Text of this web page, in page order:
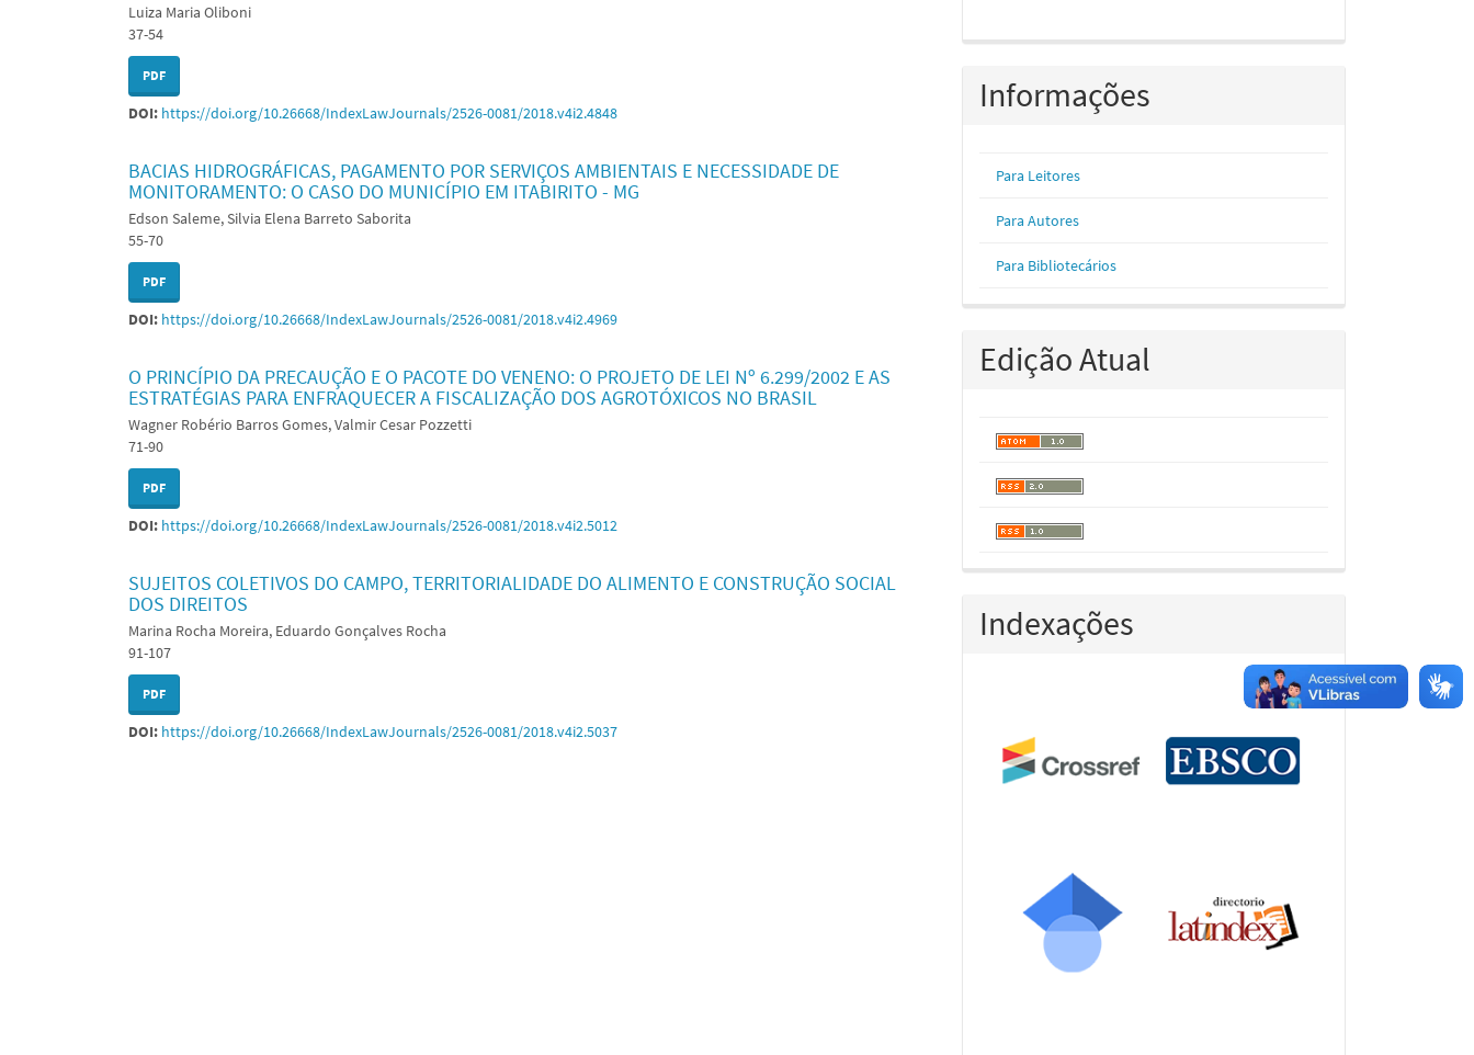
Luiza Maria Oliboni
37-54
PDF
DOI: https://doi.org/10.26668/IndexLawJournals/2526-0081/2018.v4i2.4848
BACIAS HIDROGRÁFICAS, PAGAMENTO POR SERVIÇOS AMBIENTAIS E NECESSIDADE DE
MONITORAMENTO: O CASO DO MUNICÍPIO EM ITABIRITO - MG
Edson Saleme, Silvia Elena Barreto Saborita
55-70
PDF
DOI: https://doi.org/10.26668/IndexLawJournals/2526-0081/2018.v4i2.4969
O PRINCÍPIO DA PRECAUÇÃO E O PACOTE DO VENENO: O PROJETO DE LEI Nº 6.299/2002 E AS
ESTRATÉGIAS PARA ENFRAQUECER A FISCALIZAÇÃO DOS AGROTÓXICOS NO BRASIL
Wagner Robério Barros Gomes, Valmir Cesar Pozzetti
71-90
PDF
DOI: https://doi.org/10.26668/IndexLawJournals/2526-0081/2018.v4i2.5012
SUJEITOS COLETIVOS DO CAMPO, TERRITORIALIDADE DO ALIMENTO E CONSTRUÇÃO SOCIAL
DOS DIREITOS
Marina Rocha Moreira, Eduardo Gonçalves Rocha
91-107
PDF
DOI: https://doi.org/10.26668/IndexLawJournals/2526-0081/2018.v4i2.5037
Informações
Para Leitores
Para Autores
Para Bibliotecários
Edição Atual
Indexações